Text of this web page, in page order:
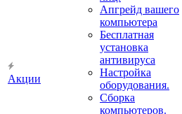
Акции
Апгрейд вашего
компьютера
Бесплатная
установка
антивируса
Настройка
оборудования.
Сборка
компьютеров.